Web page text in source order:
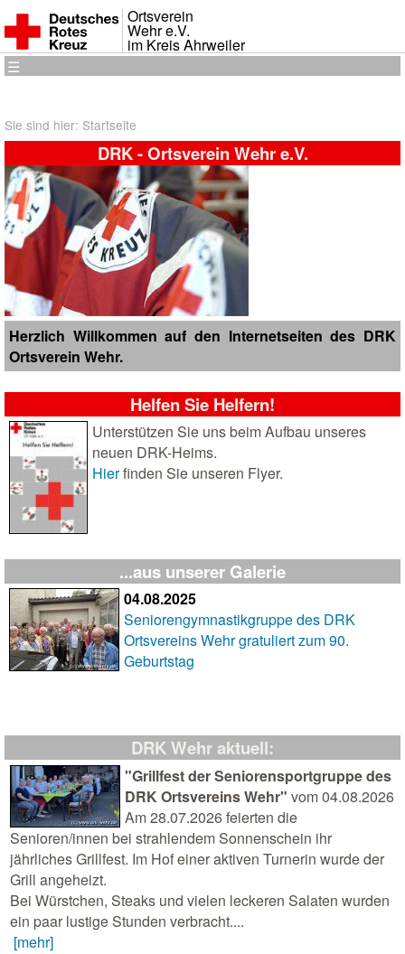
Ortsverein
Wehr e.V.
im Kreis Ahrweiler
☰
Sie sind hier: Startseite
DRK - Ortsverein Wehr e.V.
Herzlich Willkommen auf den Internetseiten des DRK
Ortsverein Wehr.
Helfen Sie Helfern!
Unterstützen Sie uns beim Aufbau unseres
neuen DRK-Heims.
Hierfinden Sie unseren Flyer.
...aus unserer Galerie
04.08.2025
Seniorengymnastikgruppe des DRK
Ortsvereins Wehr gratuliert zum 90.
Geburtstag
DRK Wehr aktuell:
"Grillfest der Seniorensportgruppe des
DRK Ortsvereins Wehr" vom 04.08.2026
Am 28.07.2026 feierten die
Senioren/innen bei strahlendem Sonnenschein ihr
jährliches Grillfest. Im Hof einer aktiven Turnerin wurde der
Grill angeheizt.
Bei Würstchen, Steaks und vielen leckeren Salaten wurden
ein paar lustige Stunden verbracht....
[mehr]